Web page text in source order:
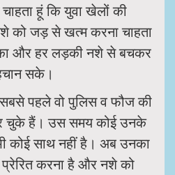
हूं कि युवा खेलों की
को जड़ से खत्म करना चाहता
और हर लड़की नशे से बचकर
सके।
पहले वो पुलिस व फौज की
चुके हैं। उस समय कोई उनके
कोई साथ नहीं है। अब उनका
करना है और नशे को